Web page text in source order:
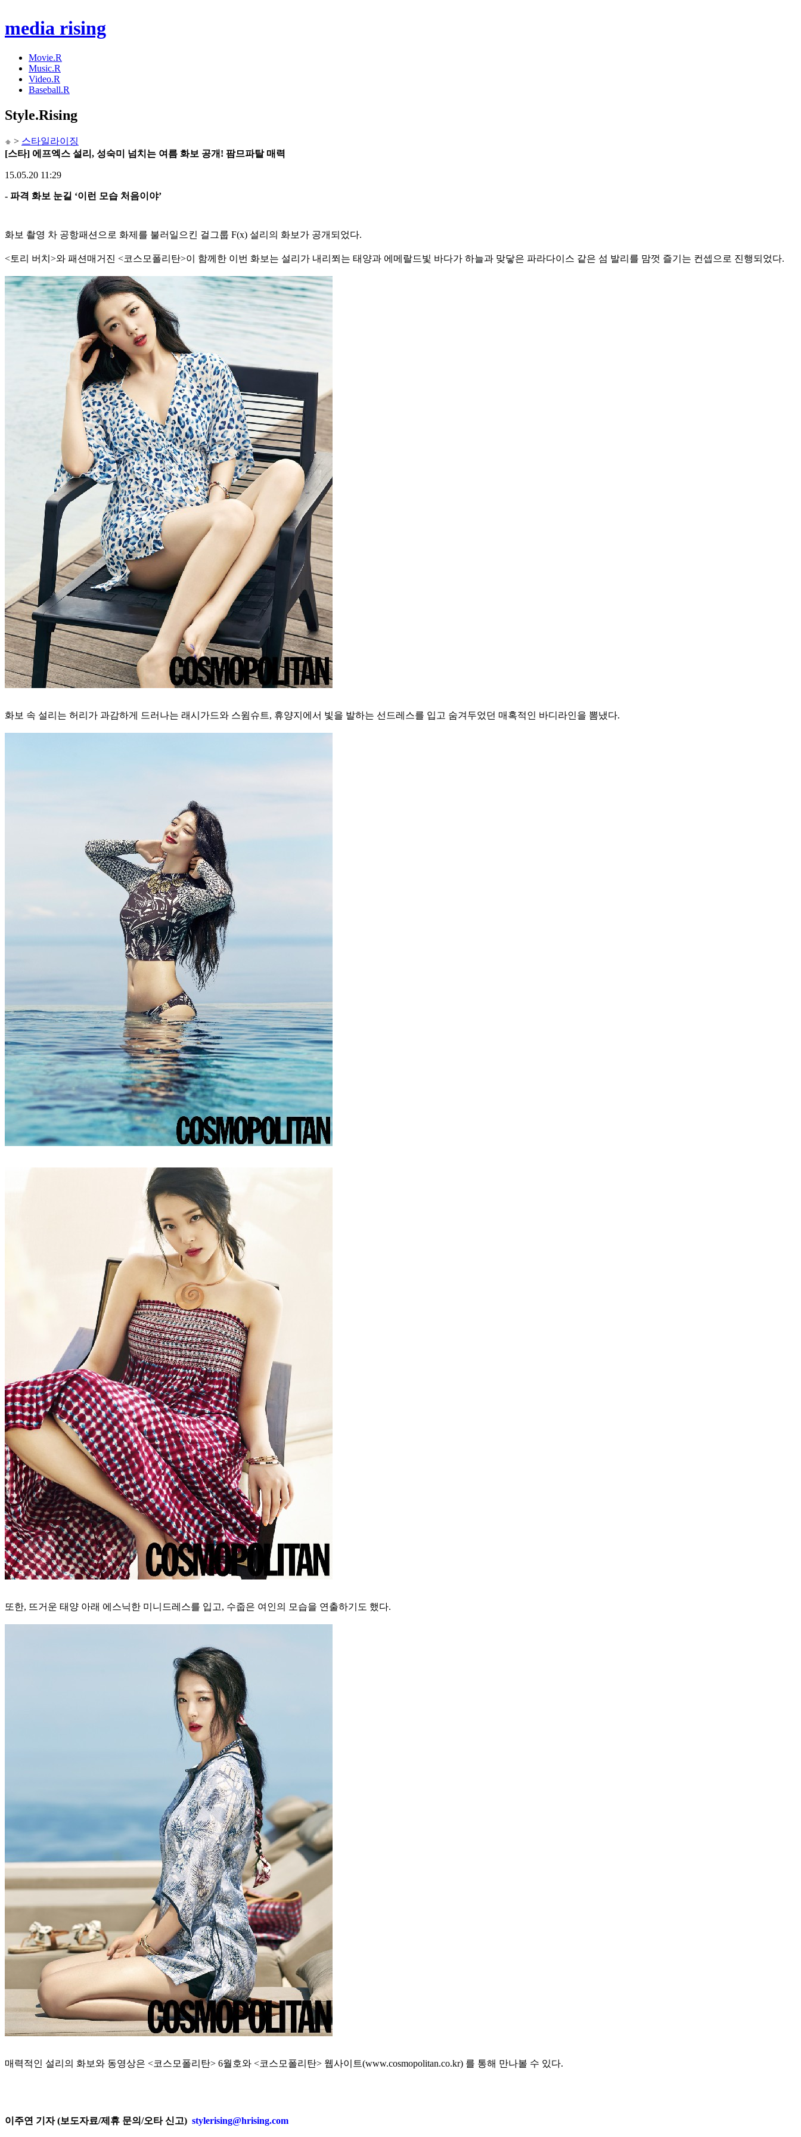
media rising
Movie.R
Music.R
Video.R
Baseball.R
Style.Rising
> 스타일라이징
[스타] 에프엑스 설리, 성숙미 넘치는 여름 화보 공개! 팜므파탈 매력
15.05.20 11:29
- 파격 화보 눈길 ‘이런 모습 처음이야’
화보 촬영 차 공항패션으로 화제를 불러일으킨 걸그룹 F(x) 설리의 화보가 공개되었다.
<토리 버치>와 패션매거진 <코스모폴리탄>이 함께한 이번 화보는 설리가 내리쬐는 태양과 에메랄드빛 바다가 하늘과 맞닿은 파라다이스 같은 섬 발리를 맘껏 즐기는 컨셉으로 진행되었다.
화보 속 설리는 허리가 과감하게 드러나는 래시가드와 스윔슈트, 휴양지에서 빛을 발하는 선드레스를 입고 숨겨두었던 매혹적인 바디라인을 뽐냈다.
또한, 뜨거운 태양 아래 에스닉한 미니드레스를 입고, 수줍은 여인의 모습을 연출하기도 했다.
매력적인 설리의 화보와 동영상은 <코스모폴리탄> 6월호와 <코스모폴리탄> 웹사이트(www.cosmopolitan.co.kr) 를 통해 만나볼 수 있다.
이주연 기자 (보도자료/제휴 문의/오타 신고) stylerising@hrising.com